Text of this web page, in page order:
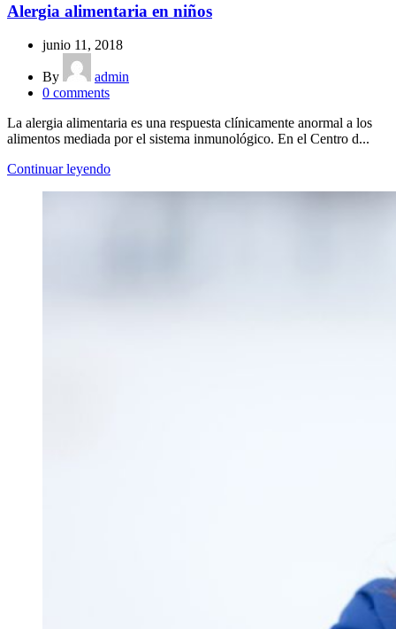
Alergia alimentaria en niños
junio 11, 2018
By
admin
0 comments
La alergia alimentaria es una respuesta clínicamente anormal a los
alimentos mediada por el sistema inmunológico. En el Centro d...
Continuar leyendo